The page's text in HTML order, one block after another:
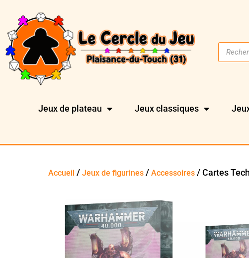
Jeux de plateau Jeux classiques
Accueil /Jeux de figurines /Accessoires / Cartes